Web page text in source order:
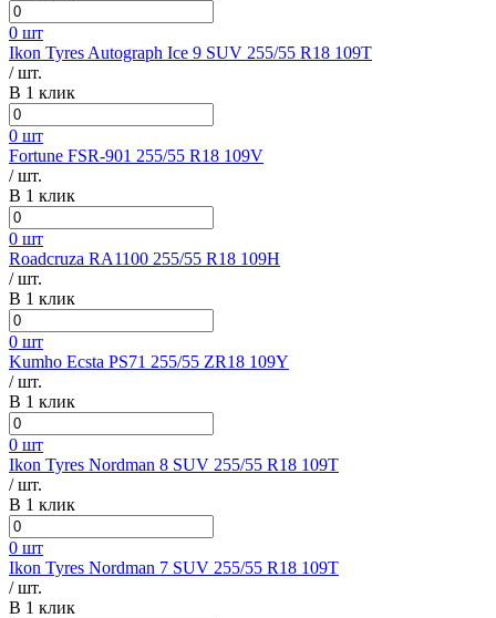
0 шт
Ikon Tyres Autograph Ice 9 SUV 255/55 R18 109T
/ шт.
В 1 клик
0 шт
Fortune FSR-901 255/55 R18 109V
/ шт.
В 1 клик
0 шт
Roadcruza RA1100 255/55 R18 109H
/ шт.
В 1 клик
0 шт
Kumho Ecsta PS71 255/55 ZR18 109Y
/ шт.
В 1 клик
0 шт
Ikon Tyres Nordman 8 SUV 255/55 R18 109T
/ шт.
В 1 клик
0 шт
Ikon Tyres Nordman 7 SUV 255/55 R18 109T
/ шт.
В 1 клик